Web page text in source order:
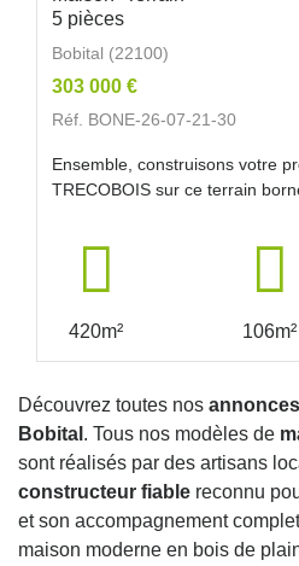
5 pièces
Bobital (22100)
303 000 €
Réf. BONE-26-07-21-30
Ensemble, construisons votre
TRECOBOIS sur ce terrain
420m² 106m²
Découvrez toutes nos
Bobital . Tous nos modèles de
sont réalisés par des artisans
constructeur fiable reconnu
et son accompagnement
maison moderne en bois de